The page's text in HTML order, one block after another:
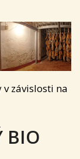
závislosti na
BIO